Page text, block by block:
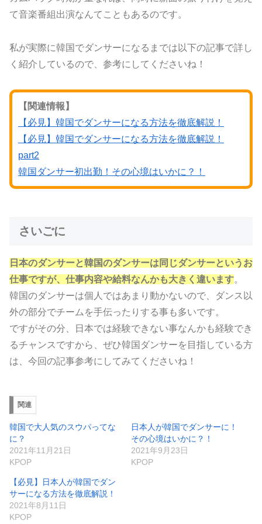
て音楽番組出演なんてこともあるのです。
私が実際に韓国でダンサーになるまでは以下の記事で詳し
く紹介しているので、参考にしてくださいね！
【関連情報】
【必見】韓国でダンサーになる方法を徹底解説！
【必見】韓国でダンサーになる方法を徹底解説！
part2
韓国ダンサー初出勤！その心境はいかに？！
さいごに
日本のダンサーと韓国のダンサーは同じダンサーというお
仕事ですが、仕事内容や給料なんかも大きく違います。
韓国のダンサーは個人ではあまり動かないので、ダンス以
外の部分でチームを手伝ったりする事も多いです。
ですがその分、日本では経験できない事なんかも経験でき
るチャンスですから、ぜひ韓国ダンサーを目指している方
は、今回の記事参考にしてみてくださいね！
関連
韓国で大人気のスウパってな
に？
2021年11月21日
KPOP
日本人が韓国でダンサーに！
その心境はいかに？！
2021年9月23日
KPOP
【必見】日本人が韓国でダン
サーになる方法を徹底解説！
2021年8月11日
KPOP